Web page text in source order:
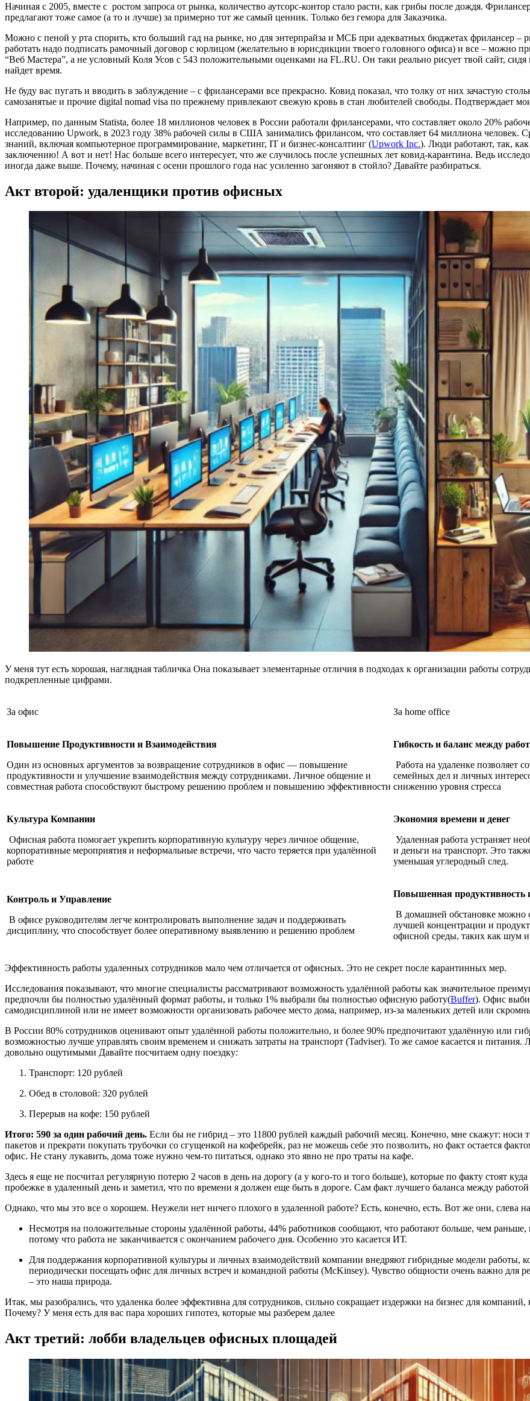
Начиная с 2005, вместе с ростом запроса от рынка, количество аутсорс-контор стало расти, как грибы после дождя.
предлагают тоже самое (а то и лучше) за примерно тот же самый ценник. Только без гемора для Заказчика.
Можно с пеной у рта спорить, кто больший гад на рынке, но для энтерпрайза и МСБ при адекватных бюджетах фрилансер –
работать надо подписать рамочный договор с юрлицом (желательно в юрисдикции твоего головного офиса) и все – можно
“Веб Мастера”, а не условный Коля Усов с 543 положительными оценками на FL.RU. Он таки реально рисует твой сайт,
найдет время.
Не буду вас пугать и вводить в заблуждение – с фрилансерами все прекрасно. Ковид показал, что толку от них зачастую
самозанятые и прочие digital nomad visa по прежнему привлекают свежую кровь в стан любителей свободы. Подтверждает
Например, по данным Statista, более 18 миллионов человек в России работали фрилансерами, что составляет около 20%
исследованию Upwork, в 2023 году 38% рабочей силы в США занимались фрилансом, что составляет 64 миллиона человек.
знаний, включая компьютерное программирование, маркетинг, IT и бизнес-консалтинг​ (Upwork Inc.)​. Люди работают, так,
заключению! А вот и нет! Нас больше всего интересует, что же случилось после успешных лет ковид-карантина. Ведь
иногда даже выше. Почему, начиная с осени прошлого года нас усиленно загоняют в стойло? Давайте разбираться.
Акт второй: удаленщики против офисных
У меня тут есть хорошая, наглядная табличка Она показывает элементарные отличия в подходах к организации работы
подкрепленные цифрами.
За офис За home office
Повышение Продуктивности и Взаимодействия
Один из основных аргументов за возвращение сотрудников в офис — повышение
продуктивности и улучшение взаимодействия между сотрудниками. Личное общение и
совместная работа способствуют быстрому решению проблем и повышению эффективности
Гибкость и баланс между
Работа на удаленке позволяет
семейных дел и личных
снижению уровня стресса
Культура Компании
Офисная работа помогает укрепить корпоративную культуру через личное общение,
корпоративные мероприятия и неформальные встречи, что часто теряется при удалённой
работе
Экономия времени и денег
Удаленная работа устраняет
и деньги на транспорт. Это
уменьшая углеродный след.
Контроль и Управление
В офисе руководителям легче контролировать выполнение задач и поддерживать
дисциплину, что способствует более оперативному выявлению и решению проблем
Повышенная продуктивность
В домашней обстановке можно
лучшей концентрации и
офисной среды, таких как шум
Эффективность работы удаленных сотрудников мало чем отличается от офисных. Это не секрет после карантинных мер.
Исследования показывают, что многие специалисты рассматривают возможность удалённой работы как значительное
предпочли бы полностью удалённый формат работы, и только 1% выбрали бы полностью офисную работу​(Buffer)​. Офис
самодисциплиной или не имеет возможности организовать рабочее место дома, например, из-за маленьких детей или
В России 80% сотрудников оценивают опыт удалённой работы положительно, и более 90% предпочитают удалённую или
возможностью лучше управлять своим временем и снижать затраты на транспорт (Tadviser). То же самое касается и
довольно ощутимыми Давайте посчитаем одну поездку:
Транспорт: 120 рублей
Обед в столовой: 320 рублей
Перерыв на кофе: 150 рублей
Итого: 590 за один рабочий день. Если бы не гибрид – это 11800 рублей каждый рабочий месяц. Конечно, мне скажут: носи
пакетов и прекрати покупать трубочки со сгущенкой на кофебрейк, раз не можешь себе это позволить, но факт остается
офис. Не стану лукавить, дома тоже нужно чем-то питаться, однако это явно не про траты на кафе.
Здесь я еще не посчитал регулярную потерю 2 часов в день на дорогу (а у кого-то и того больше), которые по факту стоят
пробежке в удаленный день и заметил, что по времени я должен еще быть в дороге. Сам факт лучшего баланса между
Однако, что мы это все о хорошем. Неужели нет ничего плохого в удаленной работе? Есть, конечно, есть. Вот же они, слева
Несмотря на положительные стороны удалённой работы, 44% работников сообщают, что работают больше, чем
потому что работа не заканчивается с окончанием рабочего дня. Особенно это касается ИТ.
Для поддержания корпоративной культуры и личных взаимодействий компании внедряют гибридные модели работы,
периодически посещать офис для личных встреч и командной работы (McKinsey). Чувство общности очень важно для
– это наша природа.
Итак, мы разобрались, что удаленка более эффективна для сотрудников, сильно сокращает издержки на бизнес для
Почему? У меня есть для вас пара хороших гипотез, которые мы разберем далее
Акт третий: лобби владельцев офисных площадей